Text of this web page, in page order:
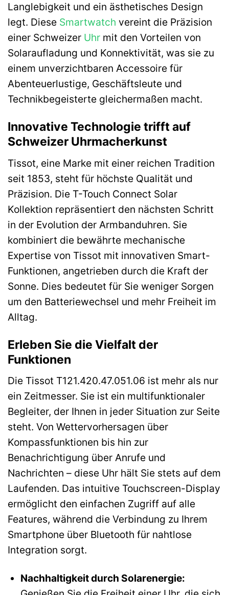
Langlebigkeit und ein ästhetisches Design
legt. Diese Smartwatch vereint die Präzision
einer Schweizer Uhr mit den Vorteilen von
Solaraufladung und Konnektivität, was sie zu
einem unverzichtbaren Accessoire für
Abenteuerlustige, Geschäftsleute und
Technikbegeisterte gleichermaßen macht.
Innovative Technologie trifft auf
Schweizer Uhrmacherkunst
Tissot, eine Marke mit einer reichen Tradition
seit 1853, steht für höchste Qualität und
Präzision. Die T-Touch Connect Solar
Kollektion repräsentiert den nächsten Schritt
in der Evolution der Armbanduhren. Sie
kombiniert die bewährte mechanische
Expertise von Tissot mit innovativen Smart-
Funktionen, angetrieben durch die Kraft der
Sonne. Dies bedeutet für Sie weniger Sorgen
um den Batteriewechsel und mehr Freiheit im
Alltag.
Erleben Sie die Vielfalt der
Funktionen
Die Tissot T121.420.47.051.06 ist mehr als nur
ein Zeitmesser. Sie ist ein multifunktionaler
Begleiter, der Ihnen in jeder Situation zur Seite
steht. Von Wettervorhersagen über
Kompassfunktionen bis hin zur
Benachrichtigung über Anrufe und
Nachrichten – diese Uhr hält Sie stets auf dem
Laufenden. Das intuitive Touchscreen-Display
ermöglicht den einfachen Zugriff auf alle
Features, während die Verbindung zu Ihrem
Smartphone über Bluetooth für nahtlose
Integration sorgt.
Nachhaltigkeit durch Solarenergie: